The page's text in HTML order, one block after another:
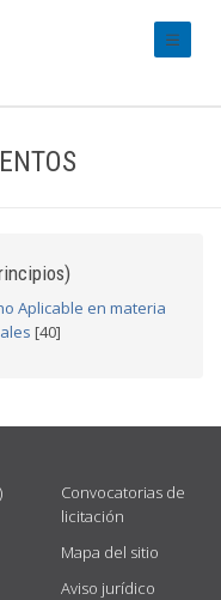
Aplicable en materia
[40]
Convocatorias de
licitación
Mapa del sitio
Aviso jurídico